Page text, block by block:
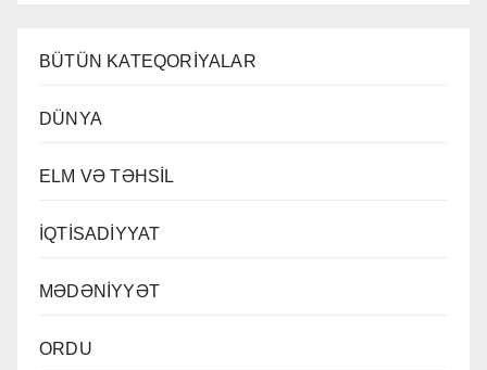
BÜTÜN KATEQORİYALAR
DÜNYA
ELM VƏ TƏHSİL
İQTİSADİYYAT
MƏDƏNİYYƏT
ORDU